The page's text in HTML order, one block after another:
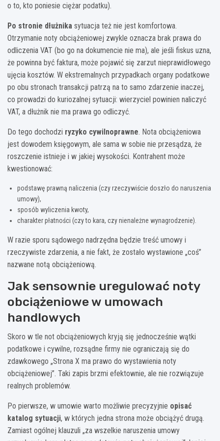
o to, kto poniesie ciężar podatku).
Po stronie dłużnika sytuacja też nie jest komfortowa.
Otrzymanie noty obciążeniowej zwykle oznacza brak prawa do
odliczenia VAT (bo go na dokumencie nie ma), ale jeśli fiskus uzna,
że powinna być faktura, może pojawić się zarzut nieprawidłowego
ujęcia kosztów. W ekstremalnych przypadkach organy podatkowe
po obu stronach transakcji patrzą na to samo zdarzenie inaczej,
co prowadzi do kuriozalnej sytuacji: wierzyciel powinien naliczyć
VAT, a dłużnik nie ma prawa go odliczyć.
Do tego dochodzi ryzyko cywilnoprawne. Nota obciążeniowa
jest dowodem księgowym, ale sama w sobie nie przesądza, że
roszczenie istnieje i w jakiej wysokości. Kontrahent może
kwestionować:
podstawę prawną naliczenia (czy rzeczywiście doszło do naruszenia
umowy),
sposób wyliczenia kwoty,
charakter płatności (czy to kara, czy nienależne wynagrodzenie).
W razie sporu sądowego nadrzędna będzie treść umowy i
rzeczywiste zdarzenia, a nie fakt, że zostało wystawione „coś”
nazwane notą obciążeniową.
Jak sensownie uregulować noty
obciążeniowe w umowach
handlowych
Skoro w tle not obciążeniowych kryją się jednocześnie wątki
podatkowe i cywilne, rozsądne firmy nie ograniczają się do
zdawkowego „Strona X ma prawo do wystawienia noty
obciążeniowej”. Taki zapis brzmi efektownie, ale nie rozwiązuje
realnych problemów.
Po pierwsze, w umowie warto możliwie precyzyjnie opisać
katalog sytuacji, w których jedna strona może obciążyć drugą.
Zamiast ogólnej klauzuli „za wszelkie naruszenia umowy